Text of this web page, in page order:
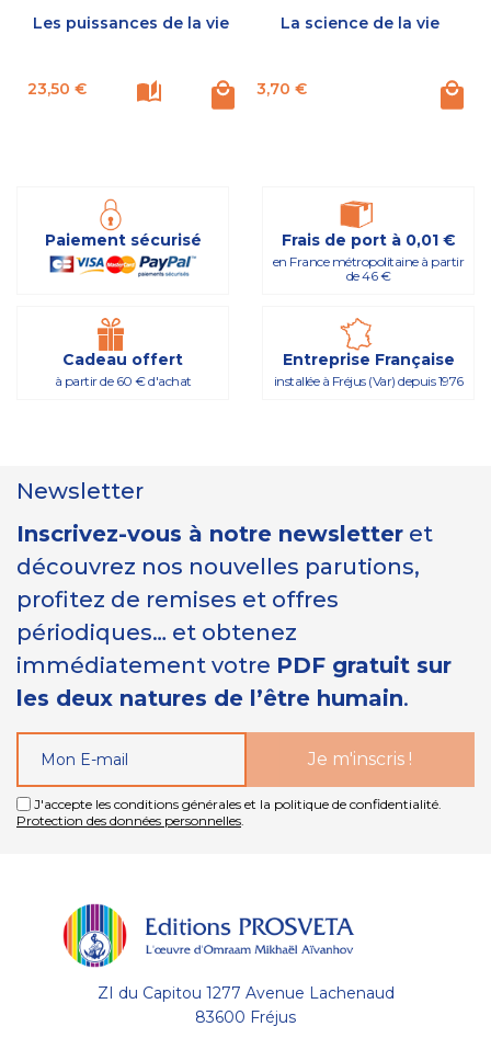
Les puissances de la vie
Prix
23,50 €
La science de la vie
Prix
3,70 €
Paiement sécurisé Frais de port à 0,01 €
en France métropolitaine à partir
de 46 €
Cadeau offert
à partir de 60 € d'achat
Entreprise Française
installée à Fréjus (Var) depuis 1976
Newsletter
Inscrivez-vous à notre newsletter et
découvrez nos nouvelles parutions,
profitez de remises et offres
périodiques… et obtenez
immédiatement votre PDF gratuit sur
les deux natures de l’être humain.
J'accepte les conditions générales et la politique de confidentialité.
Protection des données personnelles
ZI du Capitou 1277 Avenue Lachenaud
83600 Fréjus